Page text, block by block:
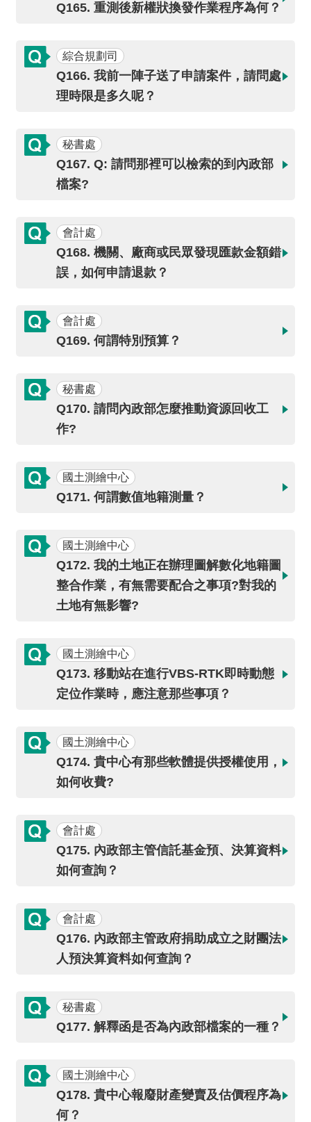
Q165. 重測後新權狀換發作業程序為何？
綜合規劃司
Q166. 我前一陣子送了申請案件，請問處
理時限是多久呢？
秘書處
Q167. Q: 請問那裡可以檢索的到內政部
檔案?
會計處
Q168. 機關、廠商或民眾發現匯款金額錯
誤，如何申請退款？
會計處
Q169. 何謂特別預算？
秘書處
Q170. 請問內政部怎麼推動資源回收工
作?
國土測繪中心
Q171. 何謂數值地籍測量？
國土測繪中心
Q172. 我的土地正在辦理圖解數化地籍圖
整合作業，有無需要配合之事項?對我的
土地有無影響?
國土測繪中心
Q173. 移動站在進行VBS-RTK即時動態
定位作業時，應注意那些事項？
國土測繪中心
Q174. 貴中心有那些軟體提供授權使用，
如何收費?
會計處
Q175. 內政部主管信託基金預、決算資料
如何查詢？
會計處
Q176. 內政部主管政府捐助成立之財團法
人預決算資料如何查詢？
秘書處
Q177. 解釋函是否為內政部檔案的一種？
國土測繪中心
Q178. 貴中心報廢財產變賣及估價程序為
何？